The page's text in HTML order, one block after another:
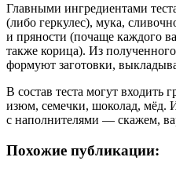
Главными ингредиентами
(либо геркулес), мука,
и пряности (почаще каждого
также корица). Из
формуют заготовки,
В состав теста могут входить
изюм, семечки, шоколад, мёд.
с наполнителями — скажем,
Похожие публикации: